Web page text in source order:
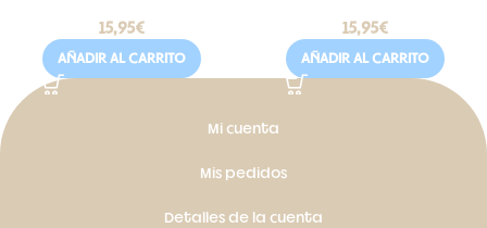
15,95€
AÑADIR AL CARRITO
15,95€
AÑADIR AL CARRITO
Mi cuenta
Mis pedidos
Detalles de la cuenta